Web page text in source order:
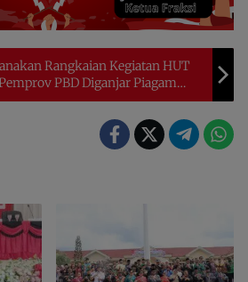
Rangkaian Kegiatan HUT
PBD Diganjar Piagam
Oleh Pempus